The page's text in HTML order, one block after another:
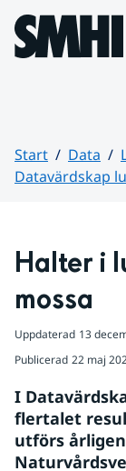
Hoppa till sidans
Start Data
Datavärdskap
Halter i
mossa
Uppdaterad 13
Publicerad 22 maj
I
flertalet
utförs